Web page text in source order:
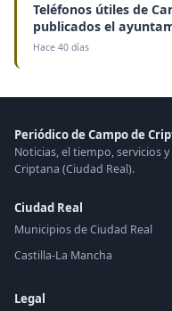
Teléfonos útiles de
publicados el
Hace 40 días
Periódico de Campo de
Noticias, el tiempo, servicios
Criptana (Ciudad Real).
Ciudad Real
Municipios de Ciudad Real
Castilla-La Mancha
Legal